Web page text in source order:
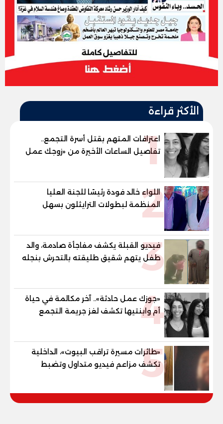
الأكثر قراءة
1
اعترافات المتهم بقتل أسرة التجمع..
تفاصيل الساعات الأخيرة من «زوجك عمل
حادثة» حتى إطلاق النار
2
اللواء خالد فودة رئيسًا للجنة العليا
المنظمة لبطولات الترايثلون بسهل
حشيش
3
فيديو القبلة يكشف مفاجأة صادمة، والد
طفل يتهم شقيق طليقته بالتحرش بنجله
في القليوبية
4
«جوزك عمل حادثة».. آخر مكالمة في حياة
أم وابنتيها تكشف لغز جريمة التجمع
الخامس
5
«طائرات مسيرة تراقب البيوت»، الداخلية
تكشف مزاعم فيديو متداول وتضبط
صاحبه المريض نفسيا